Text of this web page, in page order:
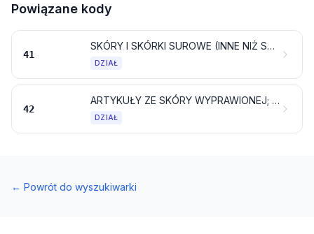
Powiązane kody
41
SKÓRY I SKÓRKI SUROWE (INNE NIŻ SKÓRY FUTERKOWE) ORAZ SKÓRY WYPRAWIONE
DZIAŁ
42
ARTYKUŁY ZE SKÓRY WYPRAWIONEJ; WYROBY SIODLARSKIE I RYMARSKIE; ARTYKUŁY PODRÓŻNE, TOREBKI I PODOBNE POJEMNIKI; ARTYKUŁY Z JELIT ZWIERZĘCYCH (INNYCH NIŻ JELITA JEDWABNIKÓW)
DZIAŁ
← Powrót do wyszukiwarki